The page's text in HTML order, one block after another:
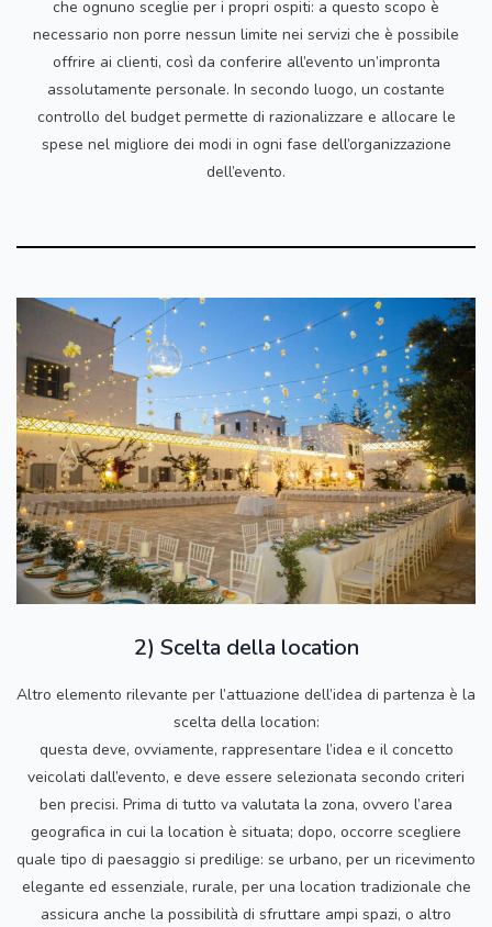
che ognuno sceglie per i propri ospiti: a questo scopo è
necessario non porre nessun limite nei servizi che è possibile
offrire ai clienti, così da conferire all’evento un’impronta
assolutamente personale. In secondo luogo, un costante
controllo del budget permette di razionalizzare e allocare le
spese nel migliore dei modi in ogni fase dell’organizzazione
dell’evento.
2) Scelta della location
Altro elemento rilevante per l’attuazione dell’idea di partenza è la
scelta della location:
questa deve, ovviamente, rappresentare l’idea e il concetto
veicolati dall’evento, e deve essere selezionata secondo criteri
ben precisi. Prima di tutto va valutata la zona, ovvero l’area
geografica in cui la location è situata; dopo, occorre scegliere
quale tipo di paesaggio si predilige: se urbano, per un ricevimento
elegante ed essenziale, rurale, per una location tradizionale che
assicura anche la possibilità di sfruttare ampi spazi, o altro